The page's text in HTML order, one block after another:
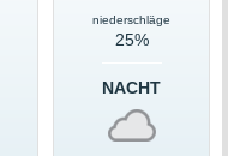
niederschläge
25%
NACHT